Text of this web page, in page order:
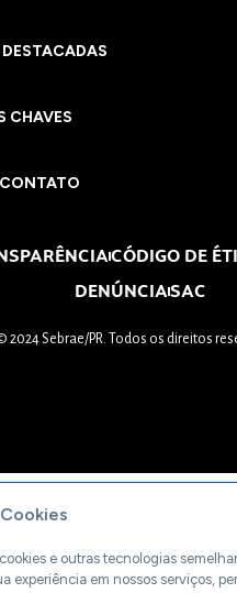
CHAVES​
CÓDIGO DE
DENÚNCIASAC
2024 Sebrae/PR. Todos os direitos
e outras tecnologias
experiência em nossos serviços,